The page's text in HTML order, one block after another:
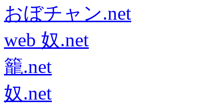
おぼチャン.net
web 奴.net
籠.net
奴.net